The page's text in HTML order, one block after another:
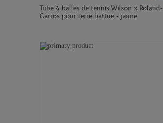
Tube 4 balles de tennis Wilson x Roland-
Garros pour terre battue - jaune